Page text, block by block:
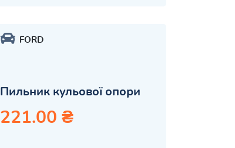
FORD
Пильник кульової опори
221.00 ₴